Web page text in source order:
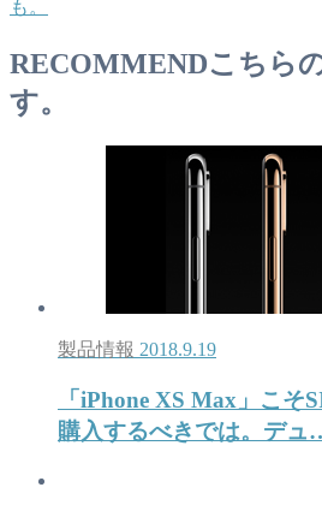
も。
RECOMMENDこちら
す。
製品情報 2018.9.19
「iPhone XS Max」こそ
購入するべきでは。デュ